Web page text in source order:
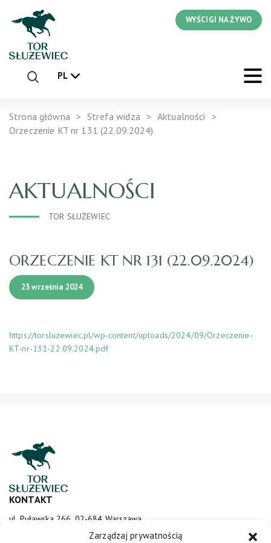
Zarządzaj prywatnością
WYŚCIGI NA ŻYWO
PL
Strona główna Strefa widza
Aktualności
Orzeczenie KT nr 131 (22.09.2024)
AKTUALNOŚCI
TOR SŁUŻEWIEC
ORZECZENIE KT NR 131 (22.09.2024)
23 września 2024
https://torsluzewiec.pl/wp-content/uploads/2024/09/Orzeczenie-
KT-nr-131-22.09.2024.pdf
KONTAKT
ul. Puławska 266, 02-684 Warszawa
sluzewiec@totalizator.pl